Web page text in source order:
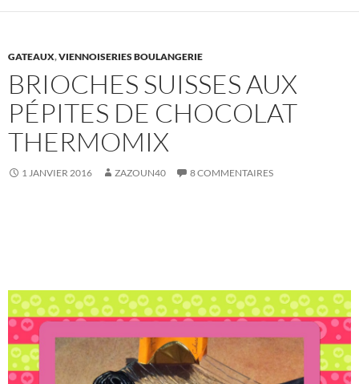
GATEAUX,VIENNOISERIES BOULANGERIE
BRIOCHES SUISSES AUX
PÉPITES DE CHOCOLAT
THERMOMIX
1 JANVIER 2016 ZAZOUN40 8 COMMENTAIRES